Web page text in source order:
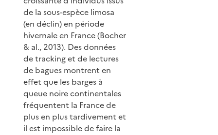
de la sous-espèce limosa
(en déclin) en période
hivernale en France (Bocher
& al., 2013). Des données
de tracking et de lectures
de bagues montrent en
effet que les barges à
queue noire continentales
fréquentent la France de
plus en plus tardivement et
il est impossible de faire la